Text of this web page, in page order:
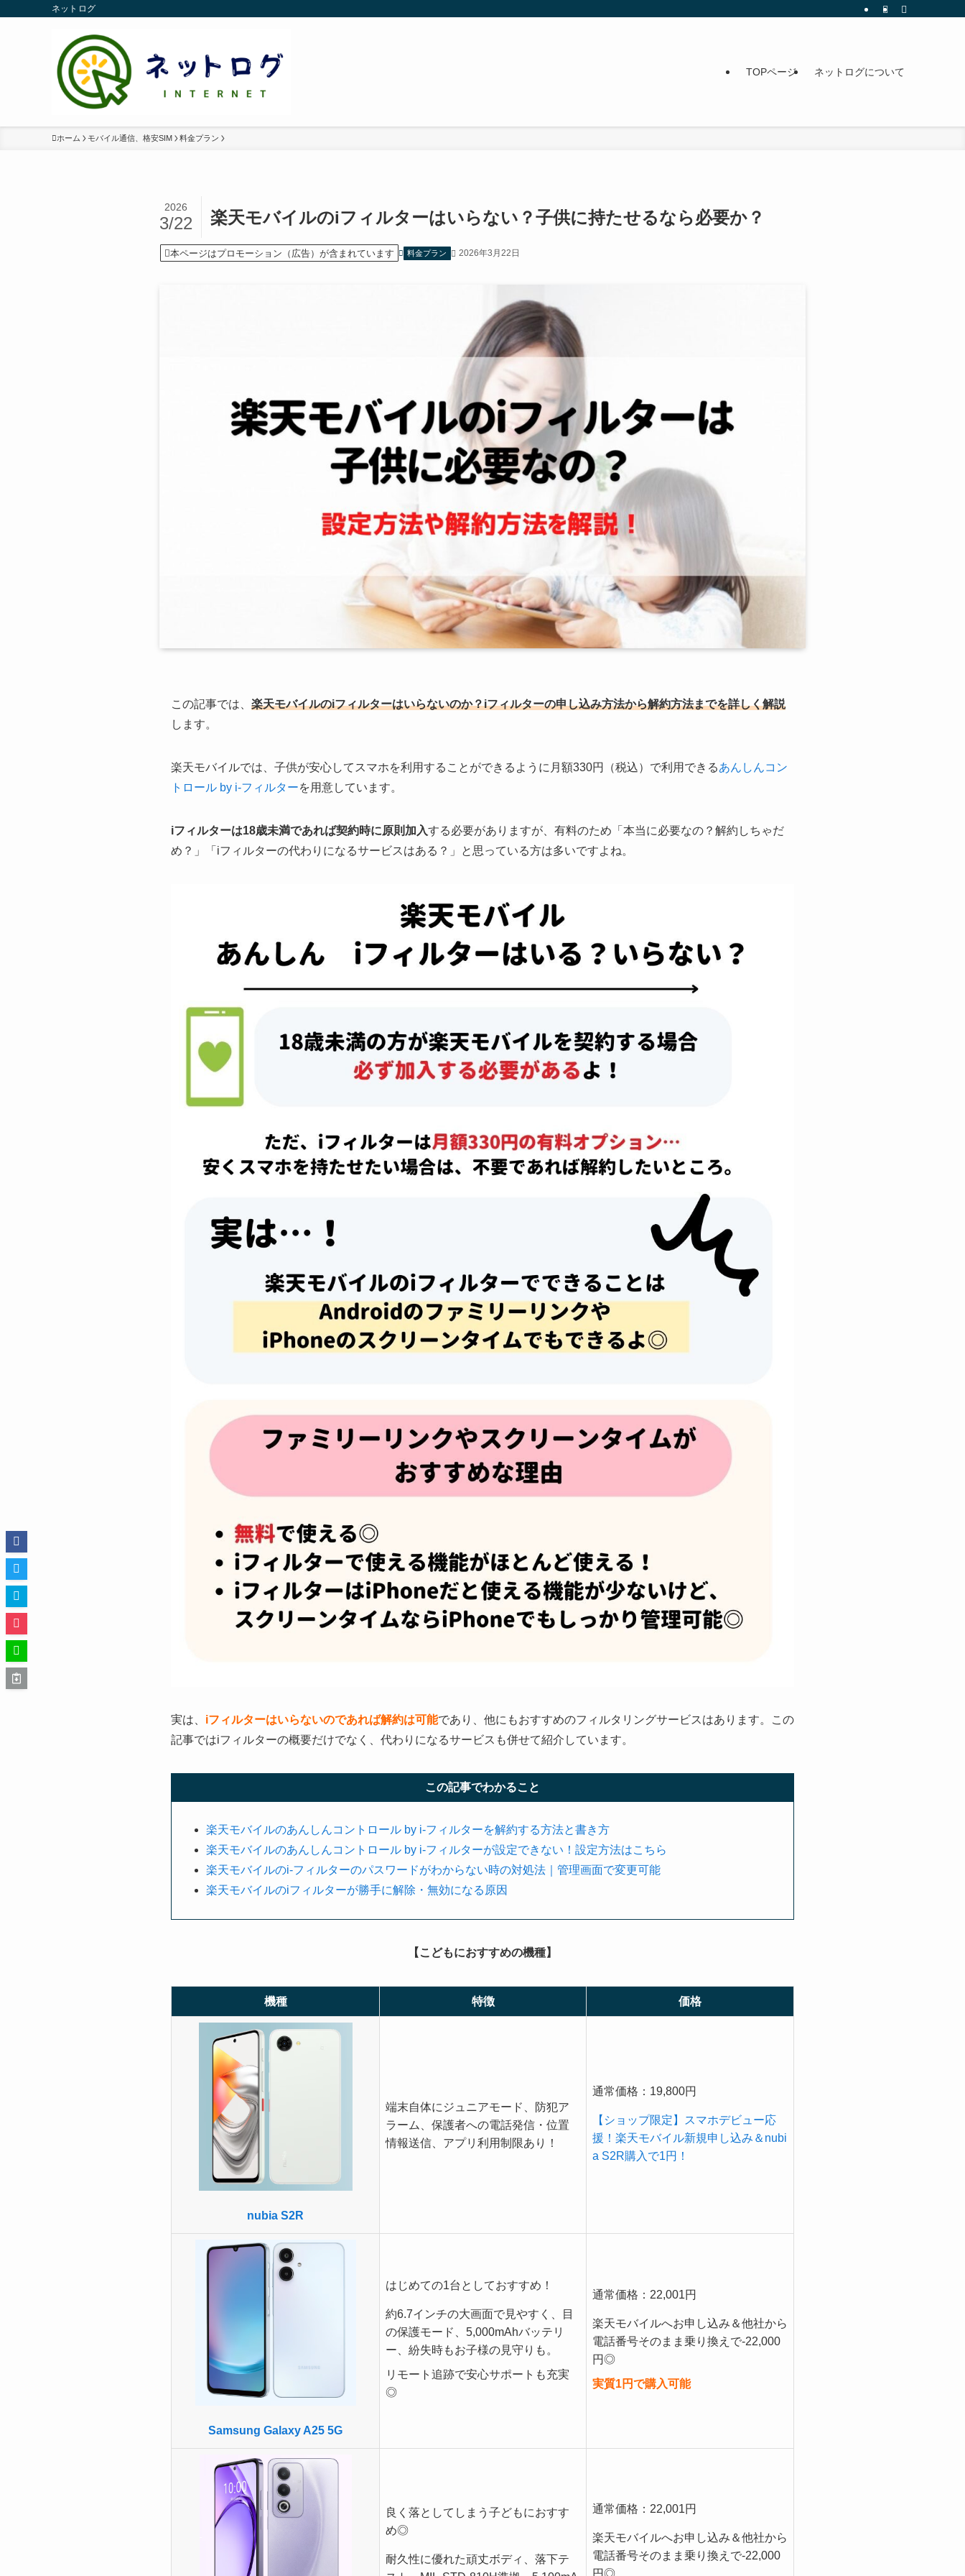
ネットログ
TOPページ ネットログについて
ホーム モバイル通信、格安SIM 料金プラン
楽天モバイルのiフィルターはいらない？子供に持たせるなら必要か？
2026
3/22
本ページはプロモーション（広告）が含まれています 料金プラン 2026年3月22日
この記事では、 楽天モバイルのiフィルターはいらないのか？iフィルターの申し込み方法から解約方法までを詳しく解説
します。
楽天モバイルでは、子供が安心してスマホを利用することができるように月額330円（税込）で利用できるあんしんコン
トロール by i-フィルターを用意しています。
iフィルターは18歳未満であれば契約時に原則加入する必要がありますが、有料のため「本当に必要なの？解約しちゃだ
め？」「iフィルターの代わりになるサービスはある？」と思っている方は多いですよね。
実は、 iフィルターはいらないのであれば解約は可能であり、他にもおすすめのフィルタリングサービスはあります。この
記事ではiフィルターの概要だけでなく、代わりになるサービスも併せて紹介しています。
この記事でわかること
楽天モバイルのあんしんコントロール by i-フィルターを解約する方法と書き方
楽天モバイルのあんしんコントロール by i-フィルターが設定できない！設定方法はこちら
楽天モバイルのi-フィルターのパスワードがわからない時の対処法｜管理画面で変更可能
楽天モバイルのiフィルターが勝手に解除・無効になる原因
【こどもにおすすめの機種】
機種 特徴 価格
nubia S2R
端末自体にジュニアモード、防犯ア
ラーム、保護者への電話発信・位置
情報送信、アプリ利用制限あり！
通常価格：19,800円
【ショップ限定】スマホデビュー応
援！楽天モバイル新規申し込み＆nubi
a S2R購入で1円！
Samsung Galaxy A25 5G
はじめての1台としておすすめ！
約6.7インチの大画面で見やすく、目
の保護モード、5,000mAhバッテリ
ー、紛失時もお子様の見守りも。
リモート追跡で安心サポートも充実
◎
通常価格：22,001円
楽天モバイルへお申し込み＆他社から
電話番号そのまま乗り換えで-22,000
円◎
実質1円で購入可能
良く落としてしまう子どもにおすす
め◎
耐久性に優れた頑丈ボディ、落下テ
通常価格：22,001円
楽天モバイルへお申し込み＆他社から
電話番号そのまま乗り換えで-22,000
円◎